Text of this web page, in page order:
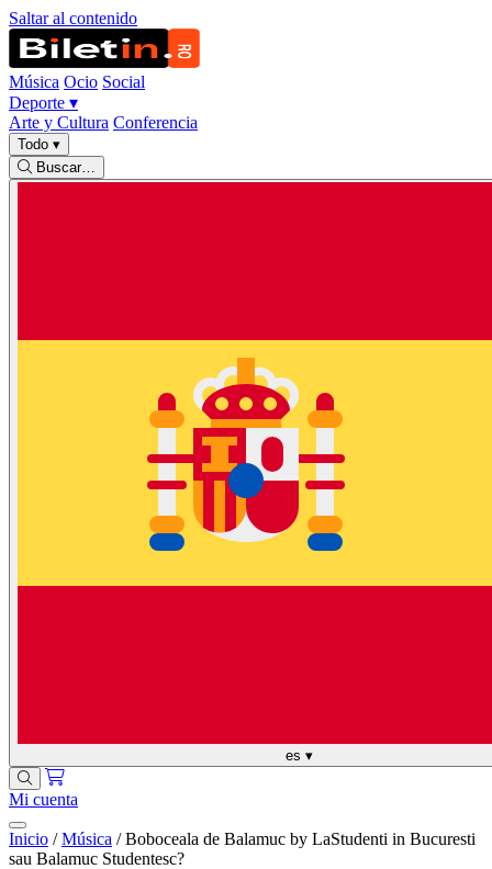
Saltar al contenido
Música Ocio Social
Deporte ▾
Arte y Cultura Conferencia
Todo ▾
Buscar…
es ▾
Mi cuenta
Inicio / Música / Boboceala de Balamuc by LaStudenti in Bucuresti
sau Balamuc Studentesc?